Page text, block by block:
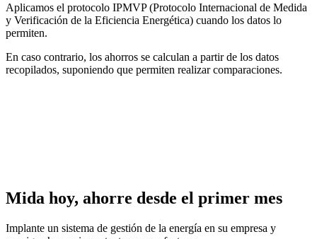
Aplicamos el protocolo IPMVP (Protocolo Internacional de Medida
y Verificación de la Eficiencia Energética) cuando los datos lo
permiten.
En caso contrario, los ahorros se calculan a partir de los datos
recopilados, suponiendo que permiten realizar comparaciones.
Mida hoy, ahorre desde el primer mes
Implante un sistema de gestión de la energía en su empresa y